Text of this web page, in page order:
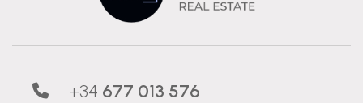
+34 677 013 576